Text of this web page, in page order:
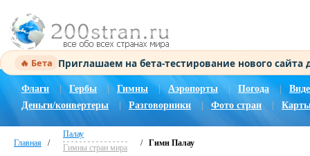
🔥 Бета Приглашаем на бета-тестирование нового
Флаги Гербы Гимны | Аэропорты Погода |
Деньги/конвертеры
Разговорники Фото стран
Главная /
Палау
Гимны стран мира
/ Гимн Палау